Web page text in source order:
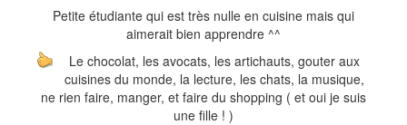
Petite étudiante qui est très nulle en cuisine mais qui
aimerait bien apprendre ^^
Le chocolat, les avocats, les artichauts, gouter aux
cuisines du monde, la lecture, les chats, la musique,
ne rien faire, manger, et faire du shopping ( et oui je suis
une fille ! )